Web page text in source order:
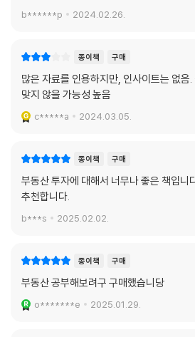
b******p 2024.02.26.
종이책 구매
많은 자료를 인용하지만, 인사이트는 없음
맞지 않을 가능성 높음
c*****a 2024.03.05.
종이책 구매
부동산 투자에 대해서 너무나 좋은 책입니
추천합니다.
b***s 2025.02.02.
종이책 구매
부동산 공부해보려구 구매했습니당
o*******e 2025.01.29.